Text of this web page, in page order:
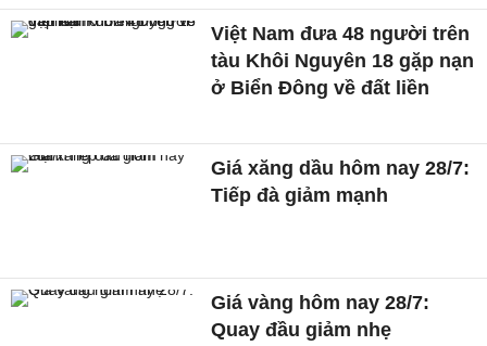
Việt Nam đưa 48 người trên
tàu Khôi Nguyên 18 gặp nạn
ở Biển Đông về đất liền
Giá xăng dầu hôm nay 28/7:
Tiếp đà giảm mạnh
Giá vàng hôm nay 28/7:
Quay đầu giảm nhẹ